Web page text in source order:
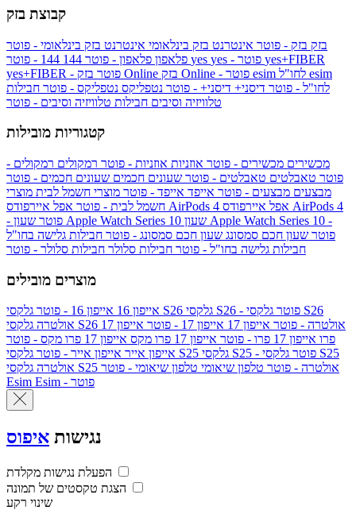
קבוצת בזק
בזק בזק - פוטר אינטרנט בזק בינלאומי אינטרנט בזק בינלאומי - פוטר
פלאפון פלאפון - פוטר 144 yes
yes+FIBER
yes+FIBER - פוטר בזק Online
esim
לחו"ל - פוטר דיסני+ דיסני+ - פוטר נטפליקס נטפליקס - פוטר חבילות
טלוויזיה וסיבים חבילות טלוויזיה וסיבים - פוטר
קטגוריות מובילות
מכשירים מכשירים - פוטר אוזניות אוזניות - פוטר רמקולים רמקולים -
פוטר טאבלטים טאבלטים - פוטר שעונים חכמים שעונים חכמים - פוטר
מבצעים מבצעים - פוטר אייפד אייפד - פוטר מוצרי חשמל לבית מוצרי
חשמל לבית - פוטר אפל איירפודס AirPods 4 אפל איירפודס AirPods 4
- פוטר שעון Apple Watch Series 10 שעון Apple Watch Series 10 -
פוטר שעון חכם סמסונג שעון חכם סמסונג - פוטר חבילות גלישה בחו"ל
חבילות גלישה בחו"ל - פוטר חבילות סלולר חבילות סלולר - פוטר
מוצרים מובילים
אייפון 16 אייפון 16 - פוטר גלקסי S26 גלקסי S26 - פוטר גלקסי S26
אולטרה
גלקסי S26 אולטרה - פוטר אייפון 17 אייפון 17 - פוטר
אייפון 17
פרו אייפון 17 פרו - פוטר אייפון 17 פרו מקס
אייפון 17 פרו מקס - פוטר
אייפון אייר אייפון אייר - פוטר גלקסי S25 גלקסי S25 - פוטר גלקסי S25
אולטרה
גלקסי S25 אולטרה - פוטר טלפון שיאומי טלפון שיאומי - פוטר
Esim
Esim - פוטר
נגישות איפוס
הפעלת נגישות מקלדת
הצגת טקסטים של תמונה
שינוי רקע